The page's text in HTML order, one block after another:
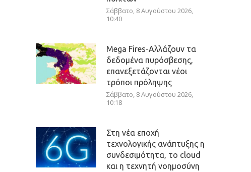
Σάββατο, 8 Αυγούστου 2026,
10:40
Mega Fires-Αλλάζουν τα
δεδομένα πυρόσβεσης,
επανεξετάζονται νέοι
τρόποι πρόληψης
Σάββατο, 8 Αυγούστου 2026,
10:18
Στη νέα εποχή
τεχνολογικής ανάπτυξης η
συνδεσιμότητα, το cloud
και η τεχνητή νοημοσύνη